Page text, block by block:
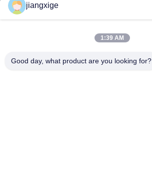
Over Ons
Neem Contact Met Ons Op
jiangxige
1:39 AM
Good day, what product are you looking for?